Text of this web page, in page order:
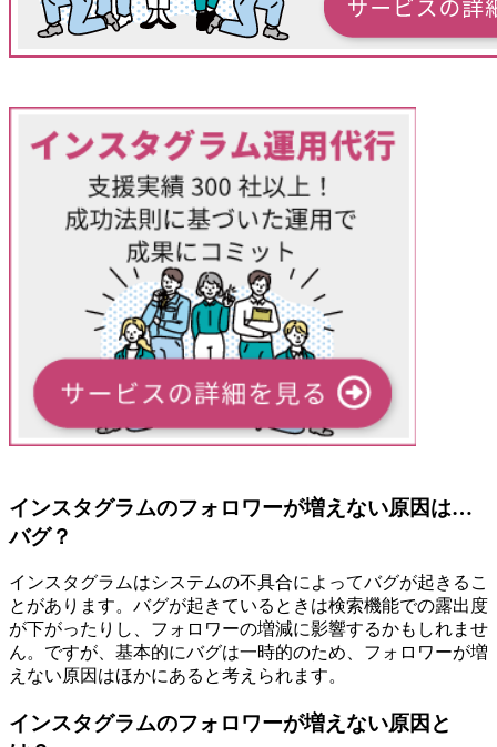
インスタグラムのフォロワーが増えない原因は…
バグ？
インスタグラムはシステムの不具合によってバグが起きるこ
とがあります。バグが起きているときは検索機能での露出度
が下がったりし、フォロワーの増減に影響するかもしれませ
ん。ですが、基本的にバグは一時的のため、フォロワーが増
えない原因はほかにあると考えられます。
インスタグラムのフォロワーが増えない原因と